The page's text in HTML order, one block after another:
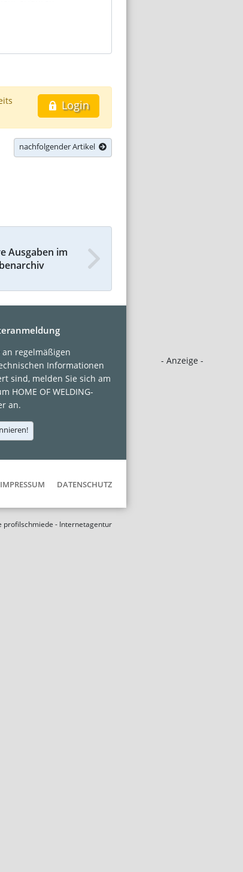
- Anzeige -
Login
nachfolgender Artikel
Ausgaben im
an regelmäßigen
Informationen
sind, melden Sie sich am
HOME OF WELDING-
an.
IMPRESSUM DATENSCHUTZ
profilschmiede - Internetagentur